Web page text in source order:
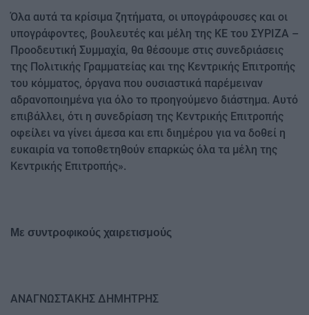
Όλα αυτά τα κρίσιμα ζητήματα, οι υπογράφουσες και οι
υπογράφοντες, βουλευτές και μέλη της ΚΕ του ΣΥΡΙΖΑ –
Προοδευτική Συμμαχία, θα θέσουμε στις συνεδριάσεις
της Πολιτικής Γραμματείας και της Κεντρικής Επιτροπής
του κόμματος, όργανα που ουσιαστικά παρέμειναν
αδρανοποιημένα για όλο το προηγούμενο διάστημα. Αυτό
επιβάλλει, ότι η συνεδρίαση της Κεντρικής Επιτροπής
οφείλει να γίνει άμεσα και επι διημέρου για να δοθεί η
ευκαιρία να τοποθετηθούν επαρκώς όλα τα μέλη της
Κεντρικής Επιτροπής».
Με συντροφικούς χαιρετισμούς
ΑΝΑΓΝΩΣΤΑΚΗΣ ΔΗΜΗΤΡΗΣ